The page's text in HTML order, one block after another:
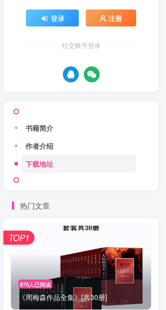
登录 注册
社交账号登录
书籍简介
作者介绍
下载地址
热门文章
875人已阅读
《周梅森作品全集》[共30册]
TOP1